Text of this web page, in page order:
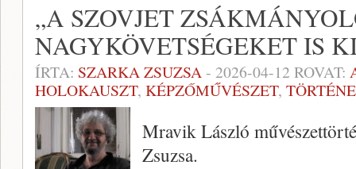
„A SZOVJET
NAGYKÖVETSÉGEKET IS
ÍRTA: SZARKA ZSUZSA- 2026-04-12 ROVAT:
HOLOKAUSZT, KÉPZŐMŰVÉSZET,
Mravik László
Zsuzsa.